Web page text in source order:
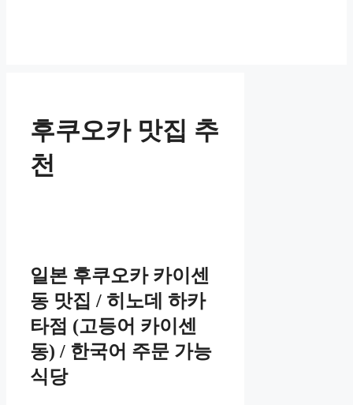
후쿠오카 맛집 추
천
일본 후쿠오카 카이센
동 맛집 / 히노데 하카
타점 (고등어 카이센
동) / 한국어 주문 가능
식당